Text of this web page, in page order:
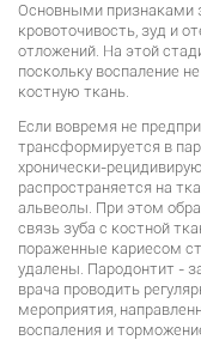
Основными признаками
кровоточивость, зуд и
отложений. На этой
поскольку воспаление
костную ткань.
Если вовремя не
трансформируется в
хронически-
распространяется на
альвеолы. При этом
связь зуба с костной
пораженные кариесом
удалены. Пародонтит -
врача проводить
мероприятия,
воспаления и